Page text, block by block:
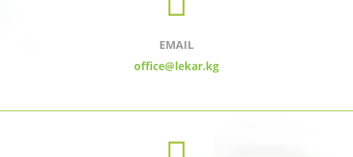
EMAIL
office@lekar.kg